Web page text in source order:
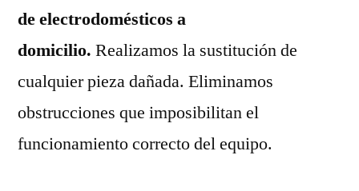
de electrodomésticos a
domicilio. Realizamos la sustitución de
cualquier pieza dañada. Eliminamos
obstrucciones que imposibilitan el
funcionamiento correcto del equipo.